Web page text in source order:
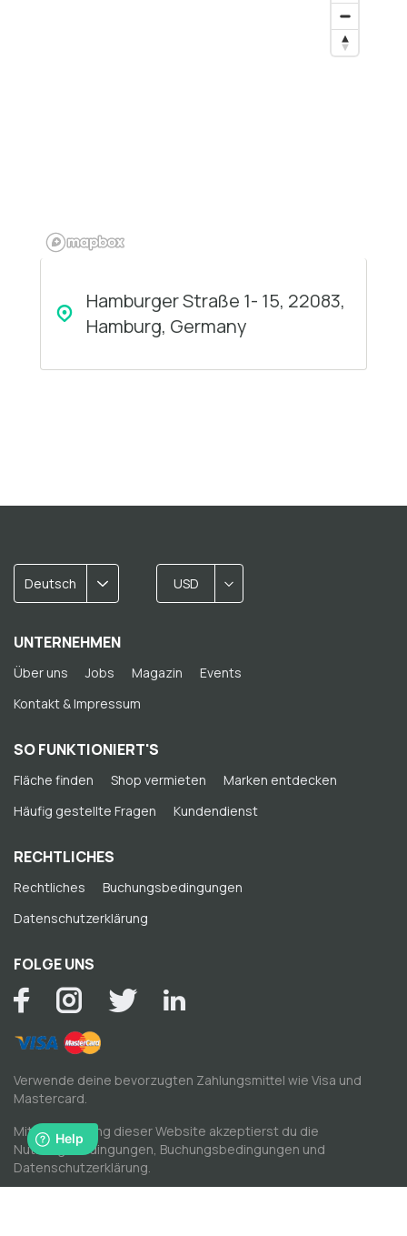
Hamburger Straße 1- 15, 22083,
Hamburg, Germany
Deutsch USD
UNTERNEHMEN
Über uns Jobs Magazin
Events
Kontakt & Impressum
SO FUNKTIONIERT'S
Fläche finden Shop vermieten
Marken entdecken
Häufig gestellte Fragen
Kundendienst
RECHTLICHES
Rechtliches
Buchungsbedingungen
Datenschutzerklärung
FOLGE UNS
Verwende deine bevorzugten Zahlungsmittel wie Visa und
Mastercard.
Mit der Nutzung dieser Website akzeptierst du die
Nutzungsbedingungen, Buchungsbedingungen und
Datenschutzerklärung.